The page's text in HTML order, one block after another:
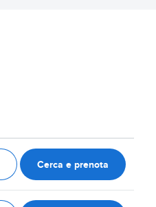
Cerca e prenota